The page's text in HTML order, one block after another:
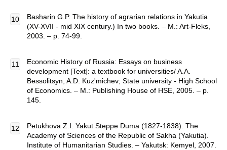
Basharin G.P. The history of agrarian relations in Yakutia
(XV-XVII - mid XIX century.) In two books. – M.: Art-Fleks,
2003. – p. 74-99.
Economic History of Russia: Essays on business
development [Text]: a textbook for universities/ A.A.
Bessolitsyn, A.D. Kuz'michev; State university - High School
of Economics. – M.: Publishing House of HSE, 2005. – p.
145.
Petukhova Z.I. Yakut Steppe Duma (1827-1838). The
Academy of Sciences of the Republic of Sakha (Yakutia).
Institute of Humanitarian Studies. – Yakutsk: Kemyel, 2007.